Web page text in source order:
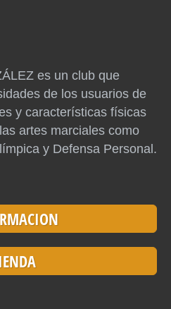
es un club que
de los usuarios de
y características físicas
artes marciales como
y Defensa Personal.